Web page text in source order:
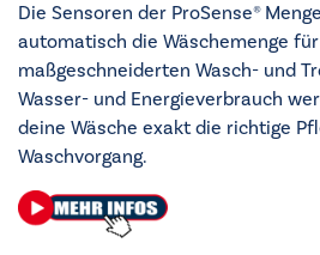
Die Sensoren der ProSense®
automatisch die Wäschemenge
maßgeschneiderten Wasch- und
Wasser- und Energieverbrauch
deine Wäsche exakt die richtige
Waschvorgang.